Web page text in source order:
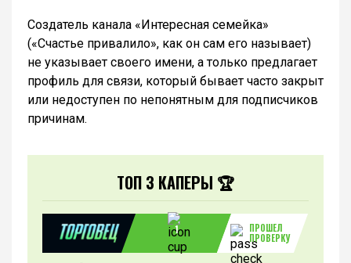
Создатель канала «Интересная семейка»
(«Счастье привалило», как он сам его называет)
не указывает своего имени, а только предлагает
профиль для связи, который бывает часто закрыт
или недоступен по непонятным для подписчиков
причинам.
ТОП 3 КАПЕРЫ 🏆
1
ПРОШЕЛ
ПРОВЕРКУ